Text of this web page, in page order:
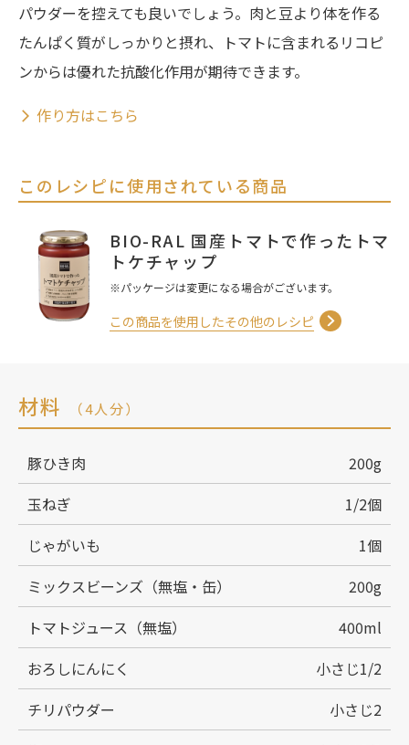
パウダーを控えても良いでしょう。肉と豆より体を作る
たんぱく質がしっかりと摂れ、トマトに含まれるリコピ
ンからは優れた抗酸化作用が期待できます。
作り方はこちら
このレシピに使用されている商品
BIO-RAL 国産トマトで作ったトマ
トケチャップ
※パッケージは変更になる場合がございます。
この商品を使用したその他のレシピ
材料 （4人分）
豚ひき肉
200g
玉ねぎ
1/2個
じゃがいも
1個
ミックスビーンズ（無塩・缶）
200g
トマトジュース（無塩）
400ml
おろしにんにく
小さじ1/2
チリパウダー
小さじ2